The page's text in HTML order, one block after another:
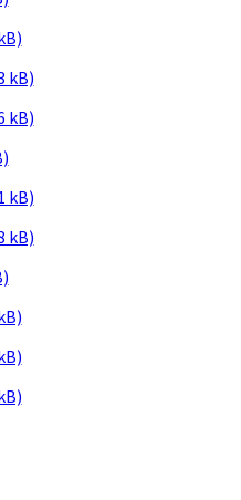
kB)
kB)
kB)
kB)